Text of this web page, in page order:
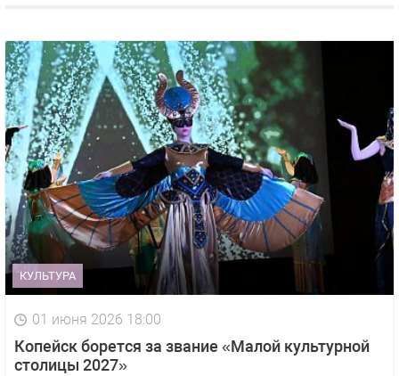
КУЛЬТУРА
01 июня 2026 18:00
Копейск борется за звание «Малой культурной
столицы 2027»